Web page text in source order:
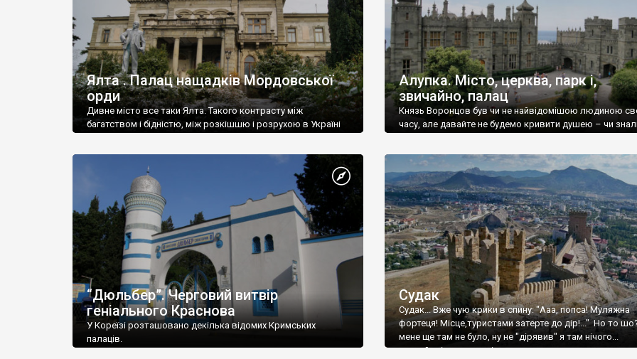
Ялта . Палац нащадків Мордовської
орди
Дивне місто все таки Ялта. Такого контрасту між
багатством і бідністю, між розкішшю і розрухою в Україні
Алупка. Місто, церква, парк і,
звичайно, палац
Князь Воронцов був чи не найвідомішою людиною
часу, але давайте не будемо кривити душею – чи
“Дюльбер”. Черговий витвір
геніального Краснова
У Кореїзі розташовано декілька відомих Кримських
палаців.
Судак
Судак... Вже чую крики в спину: "Ааа, попса! Муляжна
фортеця! Місце,туристами затерте до дір!..." Но то
мене ще там не було, ну не "дірявив" я там нічого...
принаймні до цього літа.